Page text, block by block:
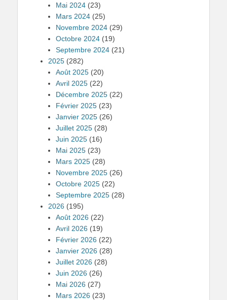
Mai 2024 (23)
Mars 2024 (25)
Novembre 2024 (29)
Octobre 2024 (19)
Septembre 2024 (21)
2025 (282)
Août 2025 (20)
Avril 2025 (22)
Décembre 2025 (22)
Février 2025 (23)
Janvier 2025 (26)
Juillet 2025 (28)
Juin 2025 (16)
Mai 2025 (23)
Mars 2025 (28)
Novembre 2025 (26)
Octobre 2025 (22)
Septembre 2025 (28)
2026 (195)
Août 2026 (22)
Avril 2026 (19)
Février 2026 (22)
Janvier 2026 (28)
Juillet 2026 (28)
Juin 2026 (26)
Mai 2026 (27)
Mars 2026 (23)